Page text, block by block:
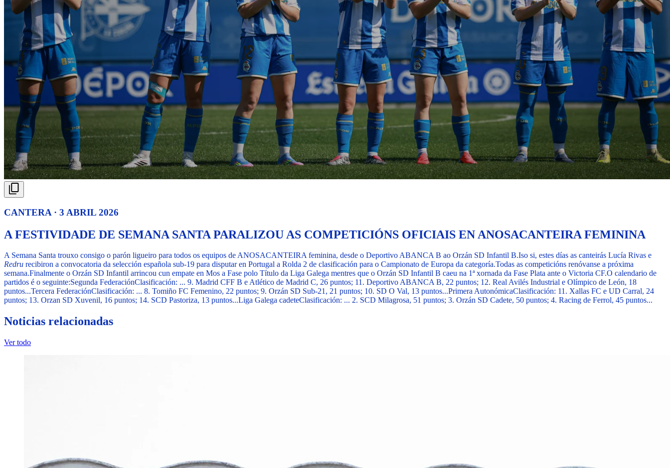
CANTERA · 3 ABRIL 2026
A FESTIVIDADE DE SEMANA SANTA PARALIZOU AS COMPETICIÓNS OFICIAIS EN ANOSACANTEIRA FEMININA
A Semana Santa trouxo consigo o parón ligueiro para todos os equipos de ANOSACANTEIRA feminina, desde o Deportivo ABANCA B ao Orzán SD Infantil B.Iso si, estes días as canteirás Lucía Rivas e
Redru recibiron a convocatoria da selección española sub-19 para disputar en Portugal a Rolda 2 de clasificación para o Campionato de Europa da categoría.Todas as competicións renóvanse a próxima
semana.Finalmente o Orzán SD Infantil arrincou cun empate en Mos a Fase polo Título da Liga Galega mentres que o Orzán SD Infantil B caeu na 1ª xornada da Fase Plata ante o Victoria CF.O calendario de
partidos é o seguinte:Segunda FederaciónClasificación: ... 9. Madrid CFF B e Atlético de Madrid C, 26 puntos; 11. Deportivo ABANCA B, 22 puntos; 12. Real Avilés Industrial e Olímpico de León, 18
puntos...Tercera FederaciónClasificación: ... 8. Tomiño FC Femenino, 22 puntos; 9. Orzán SD Sub-21, 21 puntos; 10. SD O Val, 13 puntos...Primera AutonómicaClasificación: 11. Xallas FC e UD Carral, 24
puntos; 13. Orzan SD Xuvenil, 16 puntos; 14. SCD Pastoriza, 13 puntos...Liga Galega cadeteClasificación: ... 2. SCD Milagrosa, 51 puntos; 3. Orzán SD Cadete, 50 puntos; 4. Racing de Ferrol, 45 puntos...
Noticias relacionadas
Ver todo